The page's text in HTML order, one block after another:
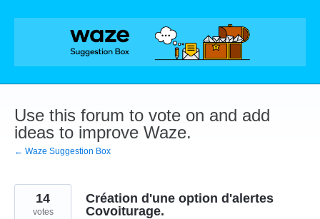
Skip
Use this forum to vote on and add
ideas to improve Waze.
← Waze Suggestion Box
Création d'une option d'alertes
Covoiturage.
14
votes